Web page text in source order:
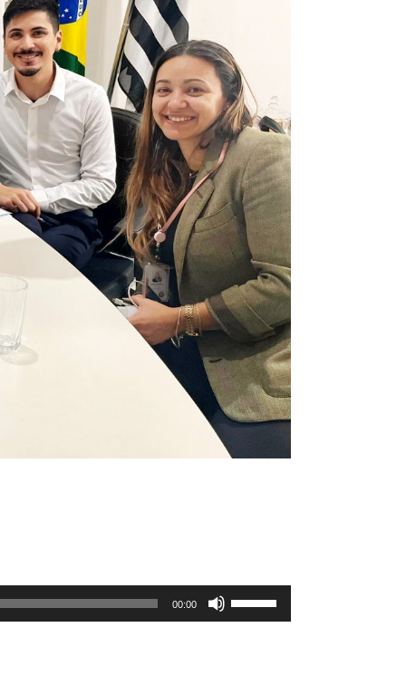
Doutor
Odonto
Card
Jet Silva
Online
00:00
as